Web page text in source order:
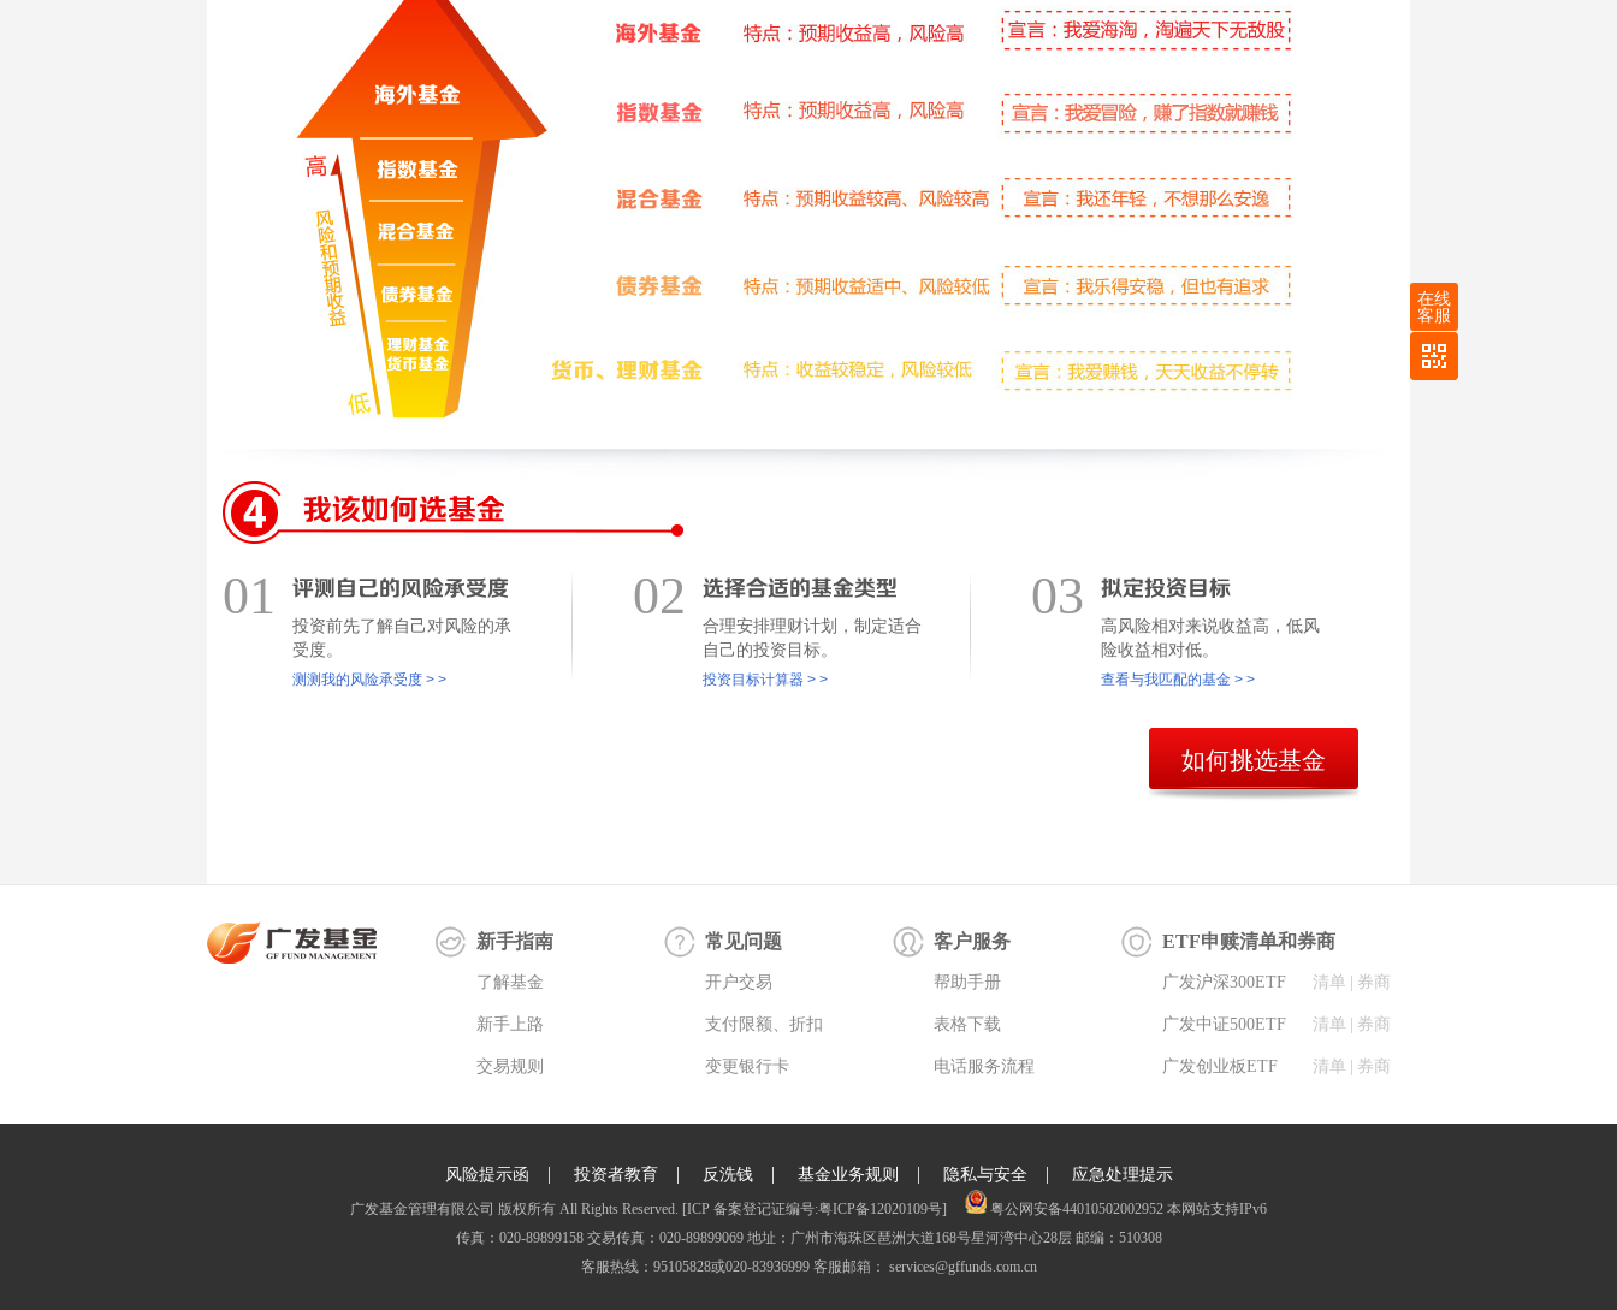
01
投资前先了解自己对风险的承
受度。
测测我的风险承受度 > >
02
合理安排理财计划，制定适合
自己的投资目标。
投资目标计算器 > >
03
高风险相对来说收益高，低风
险收益相对低。
查看与我匹配的基金 > >
如何挑选基金
新手指南
了解基金
新手上路
交易规则
常见问题
开户交易
支付限额、折扣
变更银行卡
客户服务
帮助手册
表格下载
电话服务流程
ETF申赎清单和券商
广发沪深300ETF 券商
清单
广发中证500ETF 券商
清单
广发创业板ETF 券商
清单
风险提示函 | 投资者教育 | 反洗钱 | 基金业务规则 | 隐私与安全 | 应急处理提示
广发基金管理有限公司 版权所有 All Rights Reserved. [ICP 备案登记证编号:粤ICP备12020109号] 粤公网安备44010502002952 本网站支持IPv6
传真：020-89899158 交易传真：020-89899069 地址：广州市海珠区琶洲大道168号星河湾中心28层 邮编：510308
客服热线：95105828或020-83936999 客服邮箱： services@gffunds.com.cn
在线
客服